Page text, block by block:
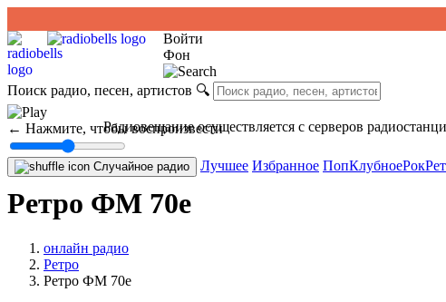
Войти
Фон
Поиск радио, песен, артистов 🔍
← Нажмите, чтобы воспроизвести
Случайное радио Лучшее Избранное ПопКлубноеРок
Радиовещание осуществляется с серверов
Ретро ФМ 70е
онлайн радио
Ретро
Ретро ФМ 70е